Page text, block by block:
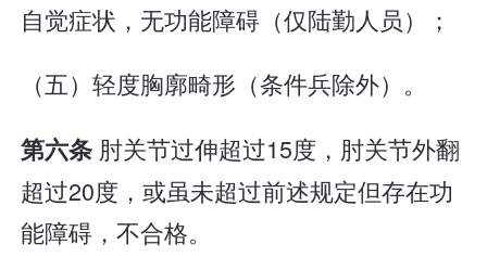
自觉症状，无功能障碍（仅陆勤人员）；
（五）轻度胸廓畸形（条件兵除外）。
第六条 肘关节过伸超过15度，肘关节外翻
超过20度，或虽未超过前述规定但存在功
能障碍，不合格。